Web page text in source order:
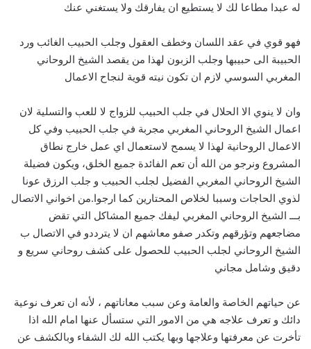
له عبدا مطاعا لك لا يستطيع ان يفارقك ولا يستغني عنك
فهو قوي في عقد اللسان وخطف العقول وجلب الحبيب الغائب ورد
الحبيبة الى حبيبها وجلب الزبون لهذا من يقصد الشيخ الروحاني
المغربي السوسي لازم ان تكون نيته قوية لنجاح الاعمال
وان لا ينوي الا الحلال في جلب الحبيب للزواج لا للعب والتسلية لان
اعمال الشيخ الروحاني المغربي مجربة في جلب الحبيب وفي كل
الاعمال الروحانية لهذا لا يسمح لاستعمال اي عمل خارج نطاق
المشروع ونرجو من الله أن تعم الفائدة جميع الخلق، ويكون فضيلة
الشيخ الروحاني المغربي الفضيل لجلب الحبيب و جلب الرزق عونا
لذوي الحاجات وسببا لخلاص المحتارين كما ارجوا.من اخواني الاتصال
بـــ الشيخ الروحاني المغربي ليفك جميع المشاكل التي تقض
مضاجعهم وتؤرقهم وتكدر صفو معاشهم ان لا يترددو في الاتصال ب
الشيخ الروحاني لجلب الحبيب للحصول على كشف روحاني سريع و
دقيق وشامل مجاني
عن حياتهم الخاصة والعامة وعن سبب معاناتهم ، لأنه ان تعرف نوعية
دائك و تعرف علاجه هي من الامور التي ستسأل عنها امام الله اذا
تأخرت عن معرفتها وعلاجها وبها يكتب الله لك الشفاء وبالكشف عن